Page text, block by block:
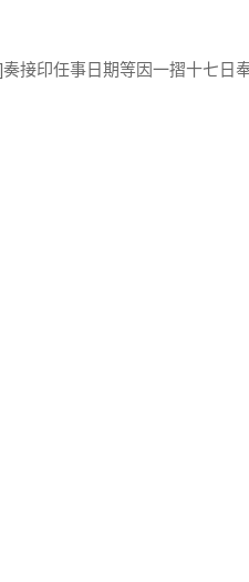
接印任事日期等因一摺十七日